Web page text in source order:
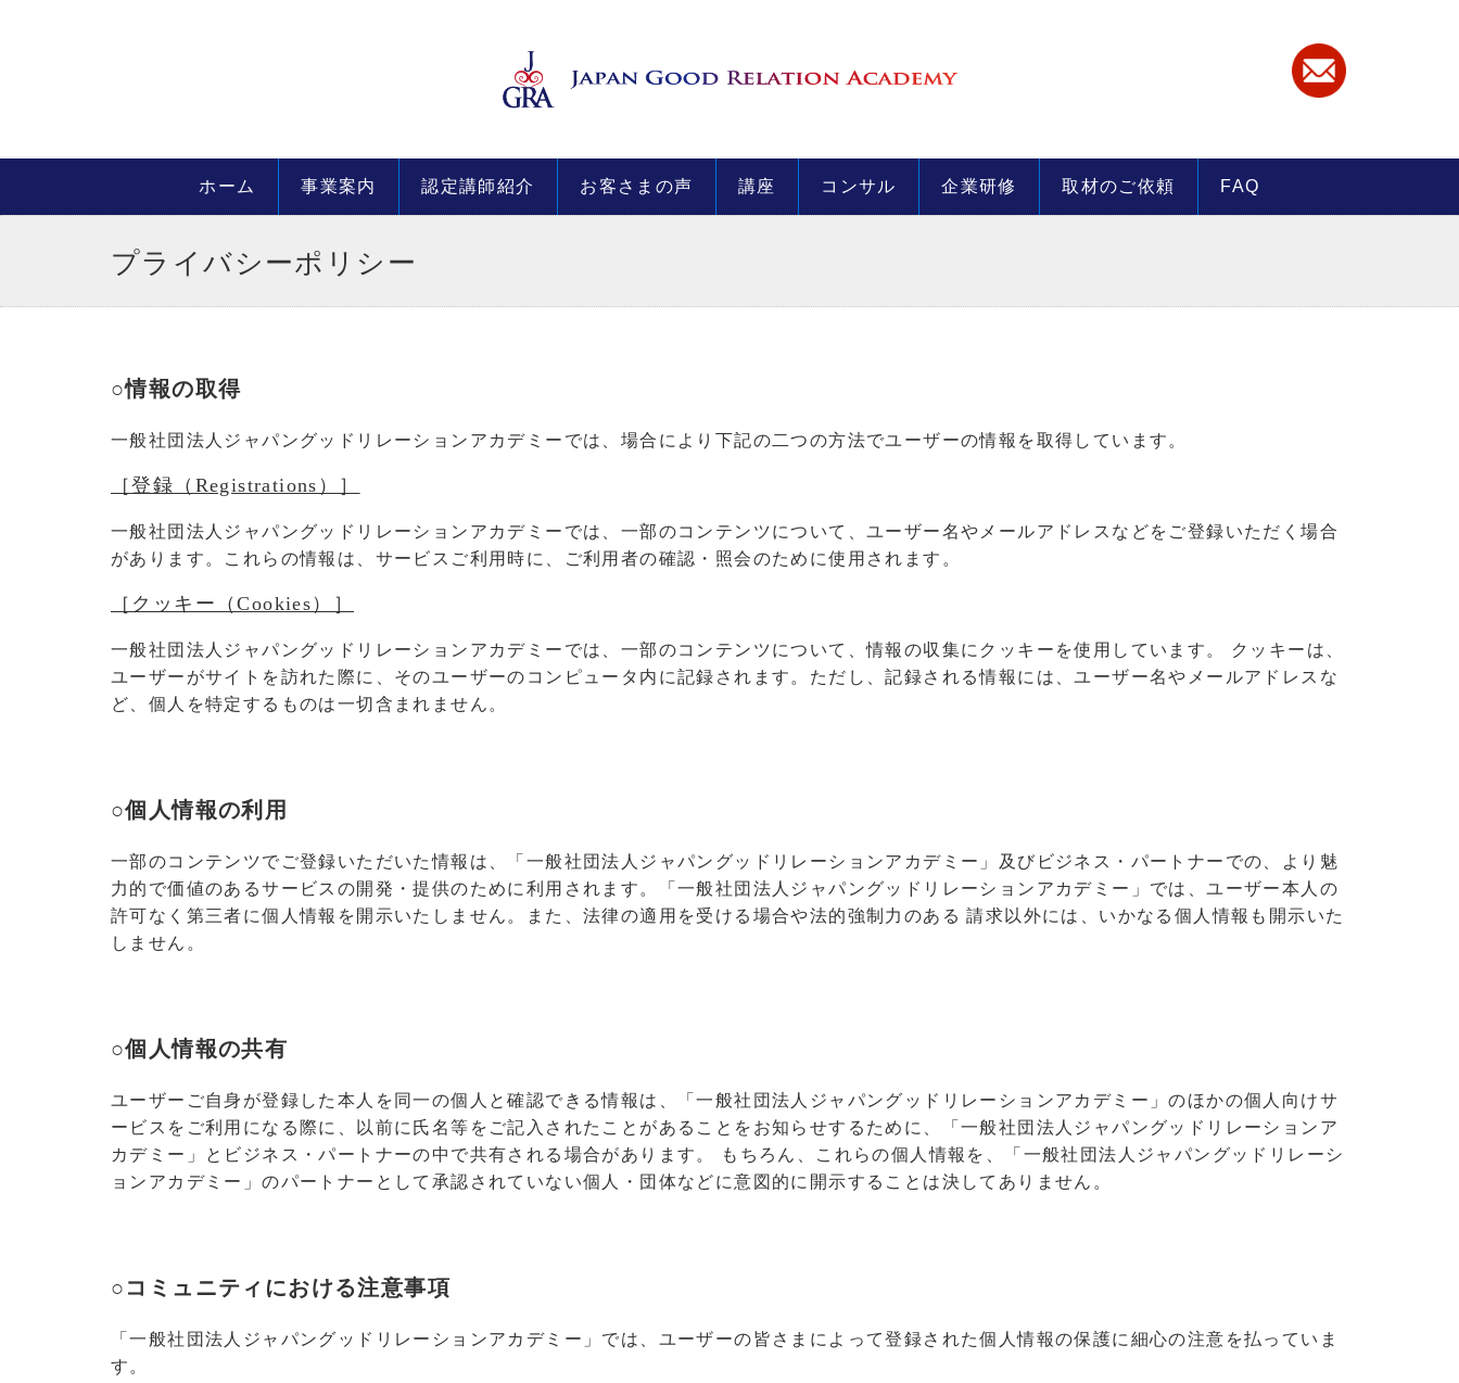
ホーム 事業案内 認定講師紹介 お客さまの声 講座 コンサル 企業研修 取材のご依頼 FAQ
プライバシーポリシー
○情報の取得
一般社団法人ジャパングッドリレーションアカデミーでは、場合により下記の二つの方法でユーザーの情報を取得しています。
［登録（Registrations）］
一般社団法人ジャパングッドリレーションアカデミーでは、一部のコンテンツについて、ユーザー名やメールアドレスなどをご登録いただく場合
があります。これらの情報は、サービスご利用時に、ご利用者の確認・照会のために使用されます。
［クッキー（Cookies）］
一般社団法人ジャパングッドリレーションアカデミーでは、一部のコンテンツについて、情報の収集にクッキーを使用しています。 クッキーは、
ユーザーがサイトを訪れた際に、そのユーザーのコンピュータ内に記録されます。ただし、記録される情報には、ユーザー名やメールアドレスな
ど、個人を特定するものは一切含まれません。
○個人情報の利用
一部のコンテンツでご登録いただいた情報は、「一般社団法人ジャパングッドリレーションアカデミー」及びビジネス・パートナーでの、より魅
力的で価値のあるサービスの開発・提供のために利用されます。「一般社団法人ジャパングッドリレーションアカデミー」では、ユーザー本人の
許可なく第三者に個人情報を開示いたしません。また、法律の適用を受ける場合や法的強制力のある 請求以外には、いかなる個人情報も開示いた
しません。
○個人情報の共有
ユーザーご自身が登録した本人を同一の個人と確認できる情報は、「一般社団法人ジャパングッドリレーションアカデミー」のほかの個人向けサ
ービスをご利用になる際に、以前に氏名等をご記入されたことがあることをお知らせするために、「一般社団法人ジャパングッドリレーションア
カデミー」とビジネス・パートナーの中で共有される場合があります。 もちろん、これらの個人情報を、「一般社団法人ジャパングッドリレーシ
ョンアカデミー」のパートナーとして承認されていない個人・団体などに意図的に開示することは決してありません。
○コミュニティにおける注意事項
「一般社団法人ジャパングッドリレーションアカデミー」では、ユーザーの皆さまによって登録された個人情報の保護に細心の注意を払っていま
す。